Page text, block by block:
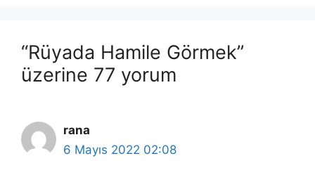
“Rüyada Hamile Görmek”
üzerine 77 yorum
rana
6 Mayıs 2022 02:08